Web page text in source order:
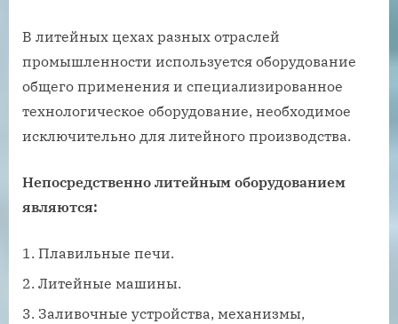
В литейных цехах разных отраслей
промышленности используется оборудование
общего применения и специализированное
технологическое оборудование, необходимое
исключительно для литейного производства.
Непосредственно литейным оборудованием
являются:
Плавильные печи.
Литейные машины.
Заливочные устройства, механизмы,